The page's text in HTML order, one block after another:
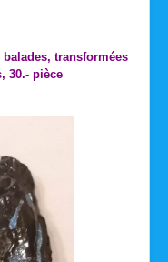
transformées
30.- pièce